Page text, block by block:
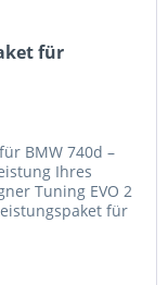
für
BMW 740d –
Ihres
Tuning EVO 2
für
Kit. Das...